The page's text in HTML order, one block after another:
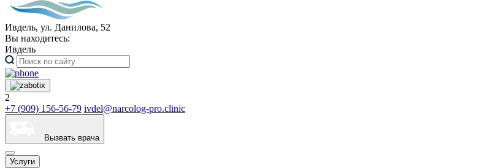
Ивдель, ул. Данилова, 52
Вы находитесь:
Ивдель
2
+7 (909) 156-56-79 ivdel@narcolog-pro.clinic
Вызвать врача
Услуги